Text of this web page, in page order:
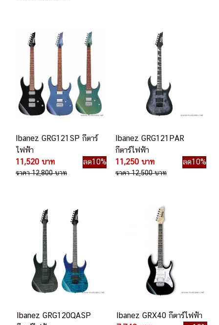
Ibanez GRG121SP กีตาร์
ไฟฟ้า
11,520 บาท
ลด10%
ราคา 12,800 บาท
Ibanez GRG121PAR
กีตาร์ไฟฟ้า
11,250 บาท
ลด10%
ราคา 12,500 บาท
Ibanez GRG120QASP
Ibanez GRX40 กีตาร์ไฟฟ้า